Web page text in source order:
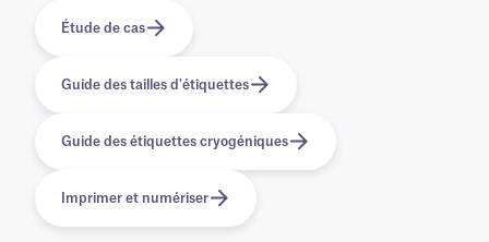
Étude de cas
Guide des tailles d'étiquettes
Guide des étiquettes cryogéniques
Imprimer et numériser